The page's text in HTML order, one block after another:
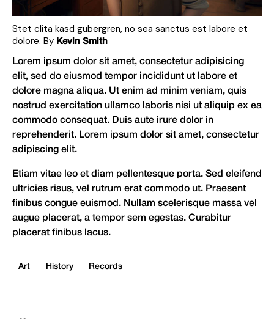
Stet clita kasd gubergren, no sea sanctus est labore et
dolore. By Kevin Smith
Lorem ipsum dolor sit amet, consectetur adipisicing
elit, sed do eiusmod tempor incididunt ut labore et
dolore magna aliqua. Ut enim ad minim veniam, quis
nostrud exercitation ullamco laboris nisi ut aliquip ex ea
commodo consequat. Duis aute irure dolor in
reprehenderit. Lorem ipsum dolor sit amet, consectetur
adipiscing elit.
Etiam vitae leo et diam pellentesque porta. Sed eleifend
ultricies risus, vel rutrum erat commodo ut. Praesent
finibus congue euismod. Nullam scelerisque massa vel
augue placerat, a tempor sem egestas. Curabitur
placerat finibus lacus.
Art History Records